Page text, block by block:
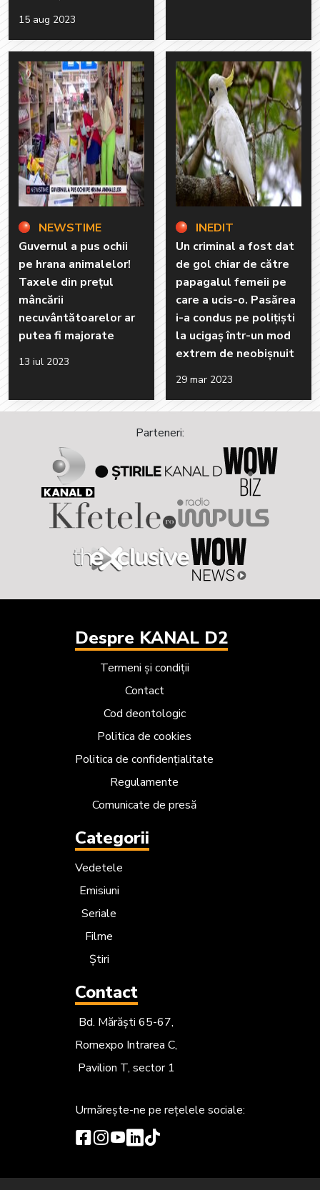
15 aug 2023
NEWSTIME
Guvernul a pus ochii
pe hrana animalelor!
Taxele din prețul
mâncării
necuvântătoarelor ar
putea fi majorate
13 iul 2023
INEDIT
Un criminal a fost dat
de gol chiar de către
papagalul femeii pe
care a ucis-o. Pasărea
i-a condus pe polițiști
la ucigaș într-un mod
extrem de neobișnuit
29 mar 2023
Parteneri:
Despre KANAL D2
Termeni și condiții
Contact
Cod deontologic
Politica de cookies
Politica de confidențialitate
Regulamente
Comunicate de presă
Categorii
Vedetele
Emisiuni
Seriale
Filme
Știri
Contact
Bd. Mărăști 65-67,
Romexpo Intrarea C,
Pavilion T, sector 1
Urmărește-ne pe rețelele sociale: